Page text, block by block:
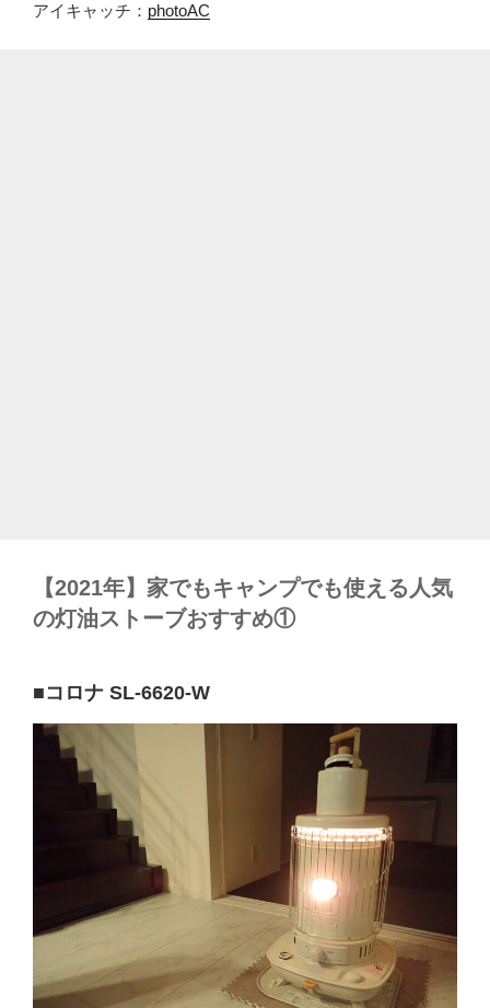
アイキャッチ： photoAC
【2021年】家でもキャンプでも使える人気
の灯油ストーブおすすめ①
■コロナ SL-6620-W